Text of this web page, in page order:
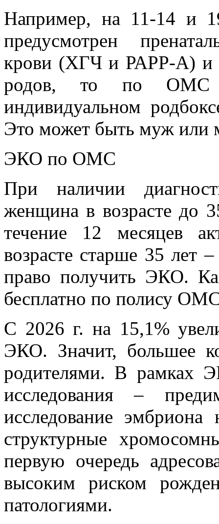
Например, на 11-14 и
предусмотрен
крови (ХГЧ и РАРР-А) и
родов, то по ОМС
индивидуальном
Это может быть муж или
ЭКО по ОМС
При наличии
женщина в возрасте до
течение 12 месяцев
возрасте старше 35 лет
право получить ЭКО.
бесплатно по полису
С 2026 г. на 15,1%
ЭКО. Значит, большее
родителями. В рамках
исследования –
исследование
структурные
первую очередь
высоким риском
патологиями.